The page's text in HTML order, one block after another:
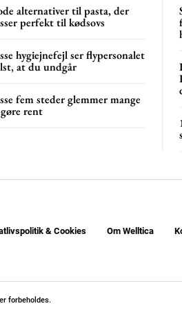
YEARLY PRICING
alternativer til pasta, der
perfekt til kødsovs
hygiejnefejl ser flypersonalet
at du undgår
fem steder glemmer mange
rent
& Cookies Om Welltica
forbeholdes.